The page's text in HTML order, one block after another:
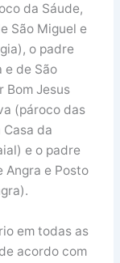
da Sáude,
São Miguel e
o padre
e de São
Bom Jesus
(pároco das
da
e o padre
Angra e Posto
em todas as
acordo com